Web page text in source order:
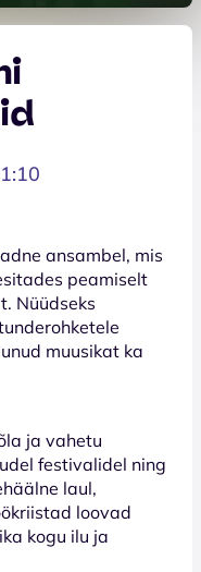
ansambel, mis
peamiselt
Nüüdseks
muusikat ka
ja vahetu
festivalidel ning
laul,
loovad
kogu ilu ja